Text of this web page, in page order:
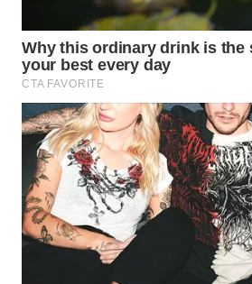
WN
TAPANULI
SELATAN
WN
TANJUNG
LESUNG
WN
KARO